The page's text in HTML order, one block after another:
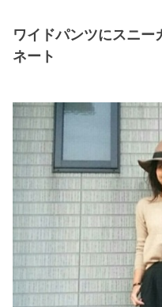
ワイドパンツにスニー
ネート